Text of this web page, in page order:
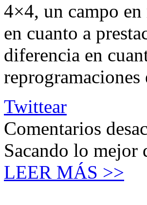
4×4, un campo en
en cuanto a
diferencia en
Twittear
Comentarios
Sacando lo mejor
LEER MÁS >>